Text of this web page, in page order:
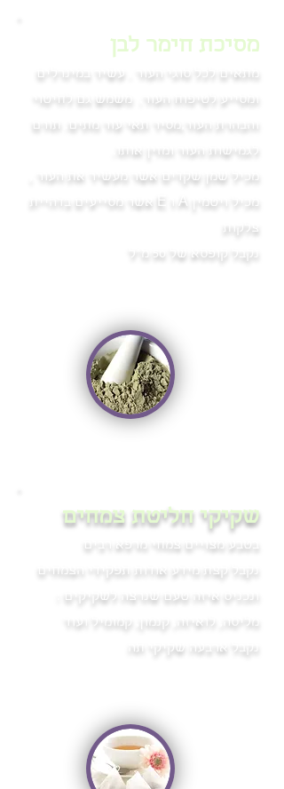
מסיכת חימר לבן
מתאים לכל סוגי העור . עשיר במינרלים
ומסייע לטיפוח העור. משמש גם לחיטוי
והבהרת העור,מסיר תאי עור מתים. תורם
לגמישות העור ומזין אותו.
מכיל שמן שקדים אשר מעשיר את העור ,
מכיל ויטמין A ו E אשר מסייעים בדהיית
צלקות
נקבל קופסא של 50 מ"ל
שקיקי חליטת צמחים
בטבע מצויים צמחי מרפא רבים
נקבל קצת מידע אודות תפקידי הצמחים
ונכניס איזה טעם שנרצה לשקיקים :
מליסה, לואיזה, קנמון, קמומיל ועוד
נקבל ארבעה שקיקי תה